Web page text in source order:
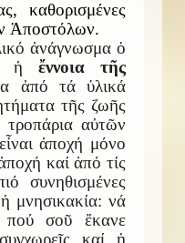
καθορισμένες
Ἀποστόλων.
ἀνάγνωσμα ὁ
ἡ ἔννοια τῆς
ἀπό τά ὑλικά
τῆς ζωῆς
αὐτῶν
ἀποχή μόνο
καί ἀπό τίς
συνηθισμένες
μνησικακία: νά
πού σοῦ ἔκανε
καί ἡ